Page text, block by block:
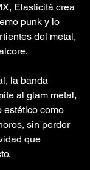
Elasticitá crea
punk y lo
del metal,
la banda
al glam metal,
estético como
sin perder
que